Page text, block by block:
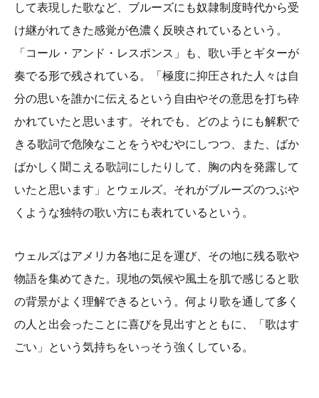
して表現した歌など、ブルーズにも奴隷制度時代から受
け継がれてきた感覚が色濃く反映されているという。
「コール・アンド・レスポンス」も、歌い手とギターが
奏でる形で残されている。「極度に抑圧された人々は自
分の思いを誰かに伝えるという自由やその意思を打ち砕
かれていたと思います。それでも、どのようにも解釈で
きる歌詞で危険なことをうやむやにしつつ、また、ばか
ばかしく聞こえる歌詞にしたりして、胸の内を発露して
いたと思います」とウェルズ。それがブルーズのつぶや
くような独特の歌い方にも表れているという。
ウェルズはアメリカ各地に足を運び、その地に残る歌や
物語を集めてきた。現地の気候や風土を肌で感じると歌
の背景がよく理解できるという。何より歌を通して多く
の人と出会ったことに喜びを見出すとともに、「歌はす
ごい」という気持ちをいっそう強くしている。